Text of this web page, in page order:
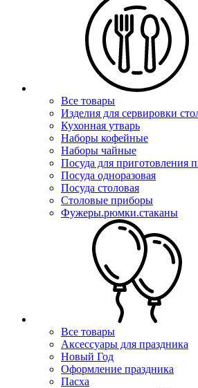
Все товары
Изделия для сервировки
Кухонная утварь
Наборы кофейные
Наборы чайные
Посуда для приготовления
Посуда одноразовая
Посуда столовая
Столовые приборы
Фужеры.рюмки.стаканы
Все товары
Аксессуары для праздника
Новый Год
Оформление праздника
Пасха